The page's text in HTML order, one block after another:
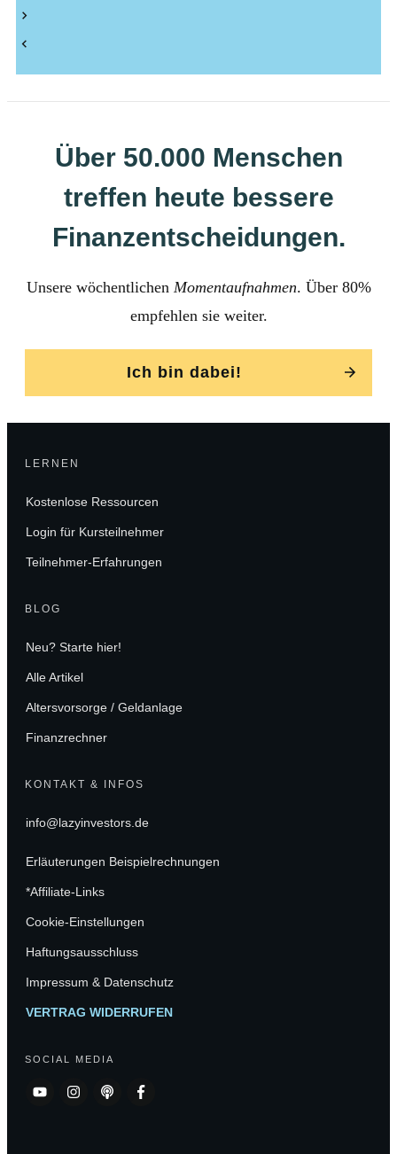
Über 50.000 Menschen
treffen heute bessere
Finanzentscheidungen.
Unsere wöchentlichen Momentaufnahmen. Über 80%
empfehlen sie weiter.
Ich bin dabei!
LERNEN
Kostenlose Ressourcen
Login für Kursteilnehmer
Teilnehmer-Erfahrungen
BLOG
Neu? Starte hier!
Alle Artikel
Altersvorsorge / Geldanlage
Finanzrechner
KONTAKT & INFOS
info@lazyinvestors.de
Erläuterungen Beispielrechnungen
*Affiliate-Links
Cookie-Einstellungen
Haftungsausschluss
Impressum & Datenschutz
VERTRAG WIDERRUFEN
SOCIAL MEDIA